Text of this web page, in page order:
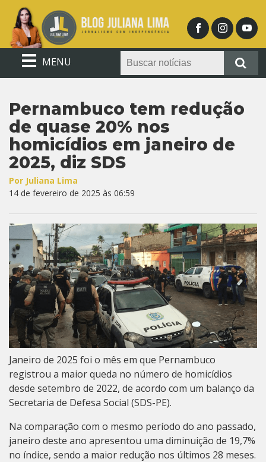
MENU
Pernambuco tem redução
de quase 20% nos
homicídios em janeiro de
2025, diz SDS
Por Juliana Lima
14 de fevereiro de 2025 às 06:59
Janeiro de 2025 foi o mês em que Pernambuco
registrou a maior queda no número de homicídios
desde setembro de 2022, de acordo com um balanço da
Secretaria de Defesa Social (SDS-PE).
Na comparação com o mesmo período do ano passado,
janeiro deste ano apresentou uma diminuição de 19,7%
no índice, sendo a maior redução nos últimos 28 meses.